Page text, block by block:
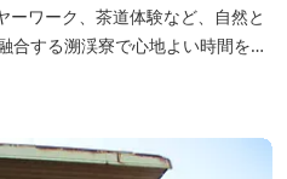
ーワーク、茶道体験など、自然と
合する溯渓寮で心地よい時間をお
季折々の美しい風景を眺望で
薪ストーブと、季節を感じながら